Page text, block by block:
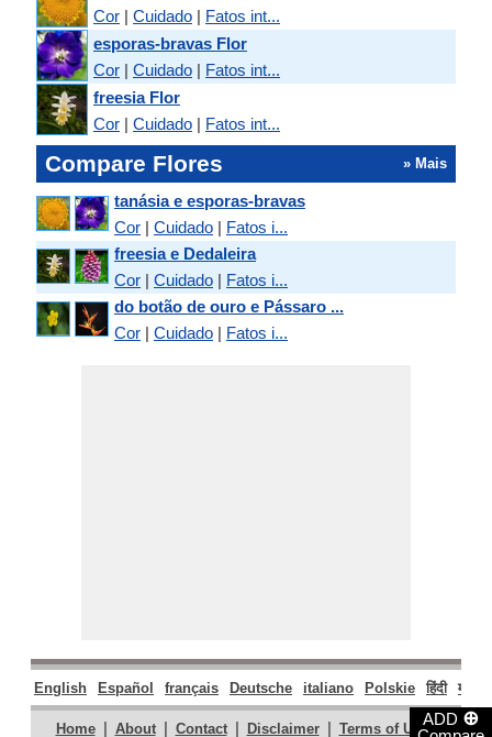
ADD ⊕
Salva e Edelweiss
Trevo e Amarílis
Amarílis e Rododendro
Tomilho e Dália
Cor | Cuidado | Fatos int...
esporas-bravas Flor
Cor | Cuidado | Fatos int...
freesia Flor
Cor | Cuidado | Fatos int...
Compare Flores » Mais
tanásia e esporas-bravas
Cor | Cuidado | Fatos i...
freesia e Dedaleira
Cor | Cuidado | Fatos i...
do botão de ouro e Pássaro ...
Cor | Cuidado | Fatos i...
English Español français Deutsche italiano Polskie हिंदी मराठी
Home | About | Contact | Disclaimer | Terms of Use |